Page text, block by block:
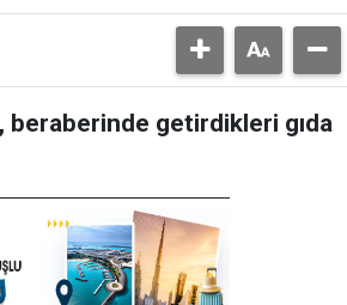
getirdikleri gıda